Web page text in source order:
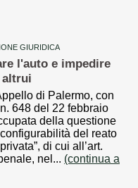
GIURIDICA
l'auto e impedire
altrui
di Palermo, con
648 del 22 febbraio
della questione
del reato
di cui all’art.
nel... (continua a